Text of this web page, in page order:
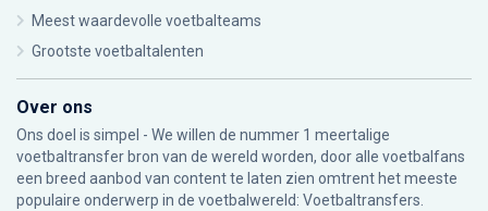
Meest waardevolle voetbalteams
Grootste voetbaltalenten
Over ons
Ons doel is simpel - We willen de nummer 1 meertalige
voetbaltransfer bron van de wereld worden, door alle voetbalfans
een breed aanbod van content te laten zien omtrent het meeste
populaire onderwerp in de voetbalwereld: Voetbaltransfers.